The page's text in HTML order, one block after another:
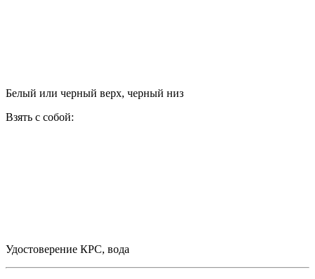
Белый или черный верх, черный низ
Взять с собой:
Удостоверение КРС, вода